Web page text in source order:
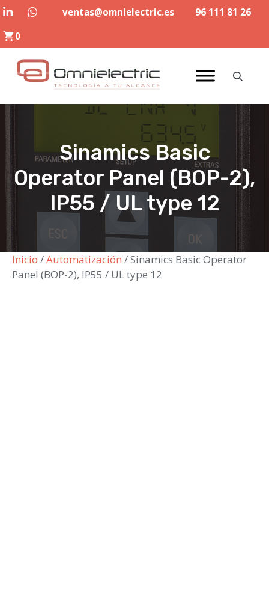
Saltar
contenido
ventas@omnielectric.es
96 111 81 26
0
Sinamics Basic
Operator Panel (BOP-2),
IP55 / UL type 12
Inicio /Automatización / Sinamics Basic Operator
Panel (BOP-2), IP55 / UL type 12